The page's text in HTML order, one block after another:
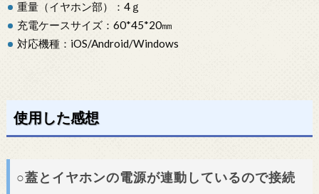
重量（イヤホン部）：4ｇ
充電ケースサイズ：60*45*20㎜
対応機種：iOS/Android/Windows
使用した感想
○蓋とイヤホンの電源が連動しているので接続